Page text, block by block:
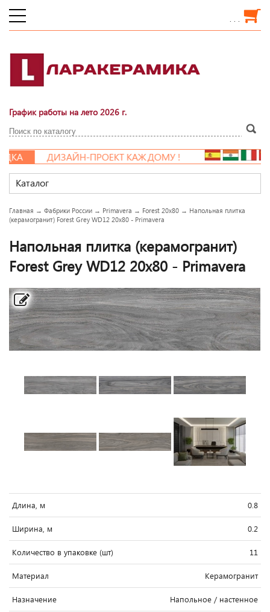
. . .
График работы на лето 2026 г.
ДИЗАЙН-ПРОЕКТ КАЖДОМУ !
Каталог
Главная → Фабрики России → Primavera → Forest 20x80 → Напольная плитка
(керамогранит) Forest Grey WD12 20x80 - Primavera
Напольная плитка (керамогранит)
Forest Grey WD12 20x80 - Primavera
Длина, м 0.8
Ширина, м 0.2
Количество в упаковке (шт) 11
Материал Керамогранит
Назначение Напольное / настенное